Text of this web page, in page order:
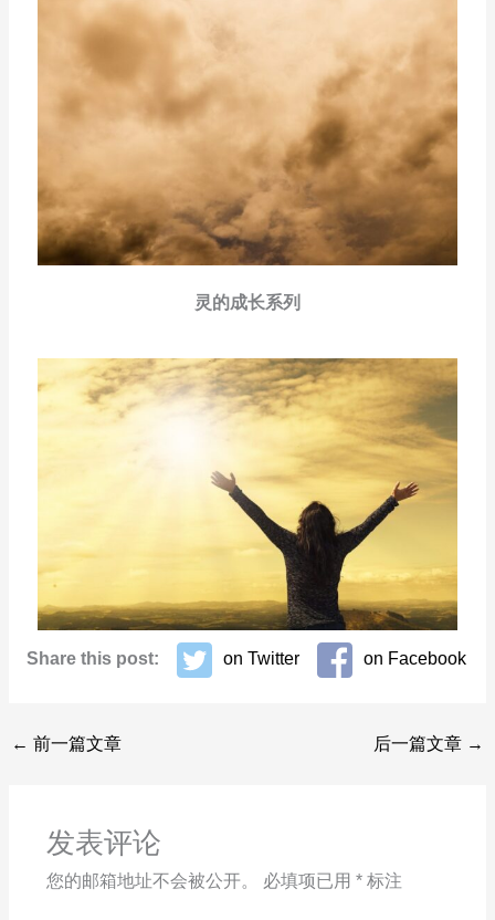
灵的成长系列
Share this post: on Twitter on Facebook
← 前一篇文章 后一篇文章 →
发表评论
您的邮箱地址不会被公开。 必填项已用 *标注